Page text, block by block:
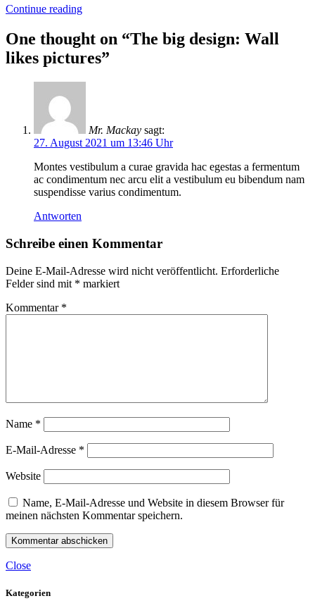
Continue reading
One thought on “The big design: Wall
likes pictures”
Mr. Mackay sagt:
27. August 2021 um 13:46 Uhr
Montes vestibulum a curae gravida hac egestas a fermentum
ac condimentum nec arcu elit a vestibulum eu bibendum nam
suspendisse varius condimentum.
Antworten
Schreibe einen Kommentar
Deine E-Mail-Adresse wird nicht veröffentlicht. Erforderliche
Felder sind mit * markiert
Kommentar *
Name *
E-Mail-Adresse *
Website
Name, E-Mail-Adresse und Website in diesem Browser für
meinen nächsten Kommentar speichern.
Close
Kategorien